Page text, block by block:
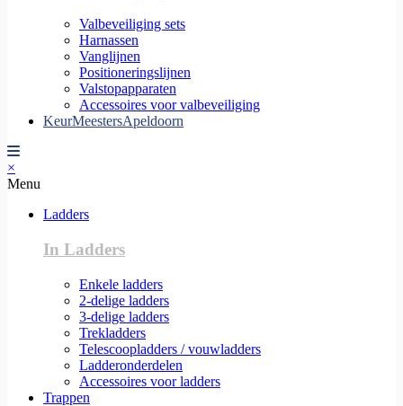
Valbeveiliging sets
Harnassen
Vanglijnen
Positioneringslijnen
Valstopapparaten
Accessoires voor valbeveiliging
KeurMeestersApeldoorn
×
Menu
Ladders
In Ladders
Enkele ladders
2-delige ladders
3-delige ladders
Trekladders
Telescoopladders / vouwladders
Ladderonderdelen
Accessoires voor ladders
Trappen